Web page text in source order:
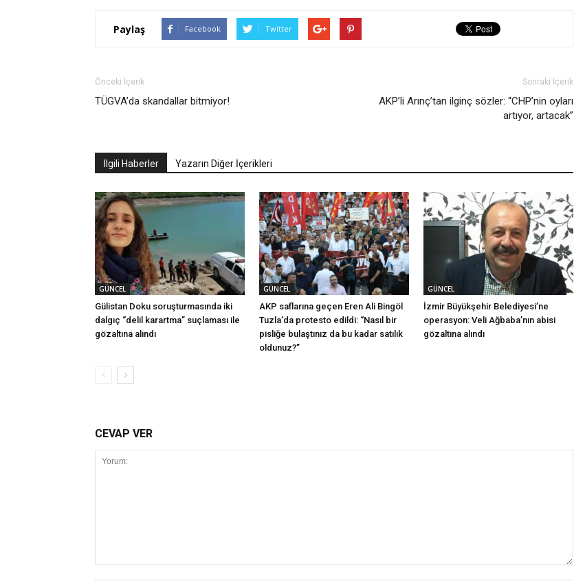
Paylaş Facebook Twitter
Önceki İçerik
TÜGVA’da skandallar bitmiyor!
Sonraki İçerik
AKP’li Arınç’tan ilginç sözler: “CHP’nin oyları
artıyor, artacak”
İlgili Haberler Yazarın Diğer İçerikleri
GÜNCEL
Gülistan Doku soruşturmasında iki
dalgıç “delil karartma” suçlaması ile
gözaltına alındı
GÜNCEL
AKP saflarına geçen Eren Ali Bingöl
Tuzla’da protesto edildi: “Nasıl bir
pisliğe bulaştınız da bu kadar satılık
oldunuz?”
GÜNCEL
İzmir Büyükşehir Belediyesi’ne
operasyon: Veli Ağbaba’nın abisi
gözaltına alındı
CEVAP VER